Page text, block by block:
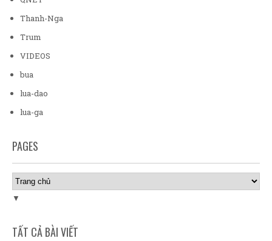
Thanh-Nga
Trum
VIDEOS
bua
lua-dao
lua-ga
PAGES
▼
TẤT CẢ BÀI VIẾT